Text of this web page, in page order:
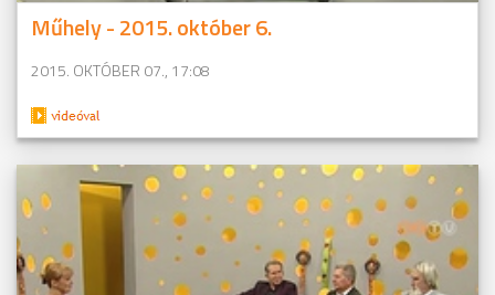
Műhely - 2015. október 6.
2015. OKTÓBER 07., 17:08